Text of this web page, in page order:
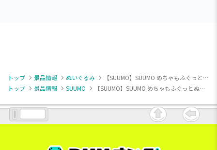
トップ 景品情報 ぬいぐるみ
【SUUMO】SUUMO めちゃもふぐっとぬいぐるみ
トップ
景品情報 SUUMO 【SUUMO】SUUMO めちゃもふぐっとぬいぐるみ